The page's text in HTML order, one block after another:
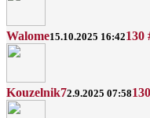
Walome15.10.2025 16:42130
Kouzelnik72.9.2025 07:58